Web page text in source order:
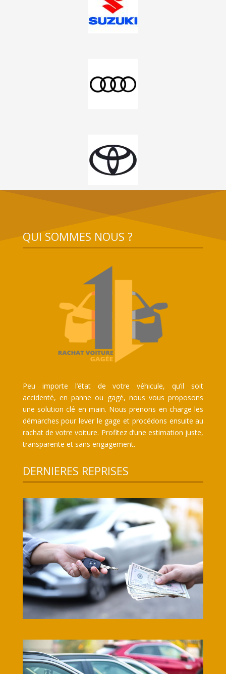
QUI SOMMES NOUS ?
Peu importe l’état de votre véhicule, qu’il soit
accidenté, en panne ou gagé, nous vous proposons
une solution clé en main. Nous prenons en charge les
démarches pour lever le gage et procédons ensuite au
rachat de votre voiture. Profitez d’une estimation juste,
transparente et sans engagement.
DERNIERES REPRISES